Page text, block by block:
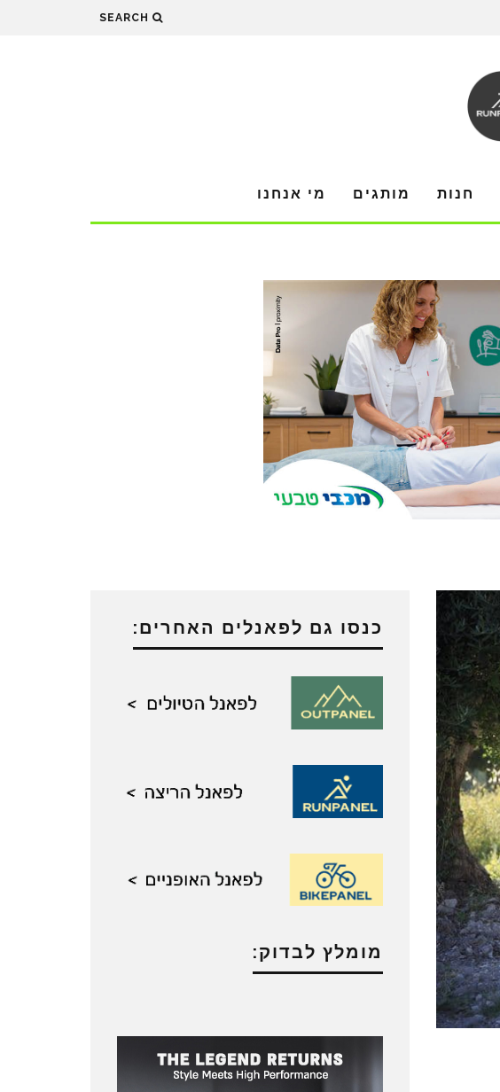
SEARCH
חנות מותגים מי אנחנו
כנסו גם לפאנלים האחרים:
מומלץ לבדוק: